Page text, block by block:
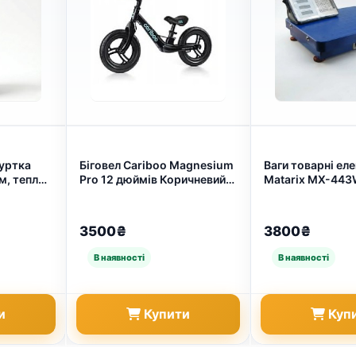
тепла
Біговел Cariboo Magnesium
Pro 12 дюймів Коричневий,
3500₴
Купити
Ваги товарні
Matarix MX-
3800₴